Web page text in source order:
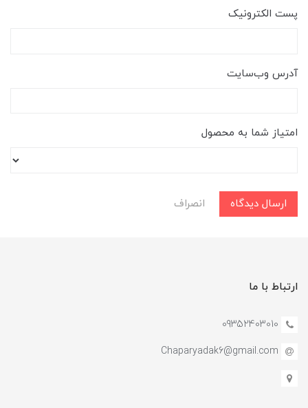
پست الکترونیک
آدرس وب‌سایت
امتیاز شما به محصول
ارسال دیدگاه انصراف
ارتباط با ما
09352403010
Chaparyadak6@gmail.com